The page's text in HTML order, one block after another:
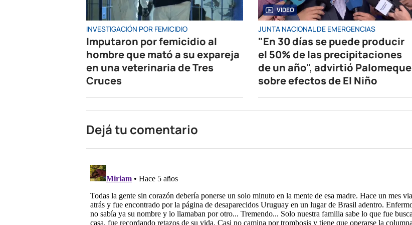
INVESTIGACIÓN POR FEMICIDIO
Imputaron por femicidio al
hombre que mató a su expareja
en una veterinaria de Tres
Cruces
VIDEO
JUNTA NACIONAL DE EMERGENCIAS
"En 30 días se puede producir
el 50% de las precipitaciones
de un año", advirtió Palomeque
sobre efectos de El Niño
Dejá tu comentario